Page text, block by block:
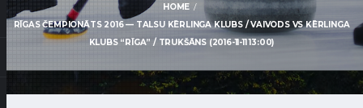
HOME
RĪGAS ČEMPIONĀTS 2016 — TALSU KĒRLINGA KLUBS / VAIVODS VS KĒRLINGA
KLUBS “RĪGA” / TRUKŠĀNS (2016-11-11 13:00)